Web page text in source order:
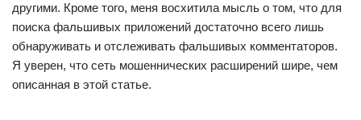
другими. Кроме того, меня восхитила мысль о том, что для
поиска фальшивых приложений достаточно всего лишь
обнаруживать и отслеживать фальшивых комментаторов.
Я уверен, что сеть мошеннических расширений шире, чем
описанная в этой статье.